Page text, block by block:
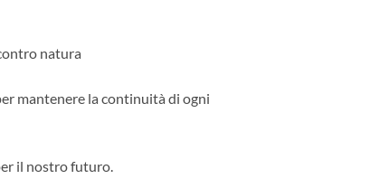
natura
mantenere la continuità di ogni
il nostro futuro.